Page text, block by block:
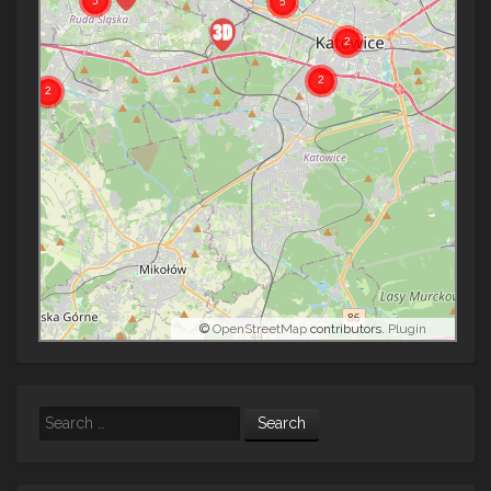
© OpenStreetMap contributors. Plugin
Search